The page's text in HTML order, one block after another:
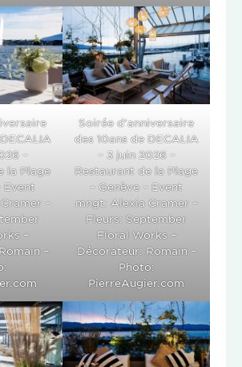
–
la Plage
Event
–
–
–
Soirée d’anniversaire
des 10ans de DECALIA
– 3 juin 2026 –
Restaurant de la Plage
– Genève – Event
mngt: Alexia Cramer –
Fleurs: September
Floral Works –
Décorateur: Romain –
Photo:
PierreAugier.com